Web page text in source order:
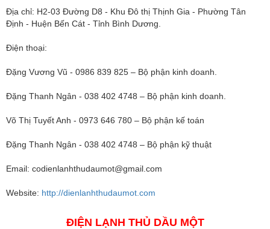
Địa chỉ: H2-03 Đường D8 - Khu Đô thị Thịnh Gia - Phường Tân
Định - Huện Bến Cát - Tỉnh Bình Dương.
Điện thoại:
Đặng Vương Vũ - 0986 839 825 – Bộ phận kinh doanh.
Đặng Thanh Ngân - 038 402 4748 – Bộ phận kinh doanh.
Võ Thị Tuyết Anh - 0973 646 780 – Bộ phận kế toán
Đặng Thanh Ngân - 038 402 4748 – Bộ phận kỹ thuật
Email: codienlanhthudaumot@gmail.com
Website: http://dienlanhthudaumot.com
ĐIỆN LẠNH THỦ DẦU MỘT